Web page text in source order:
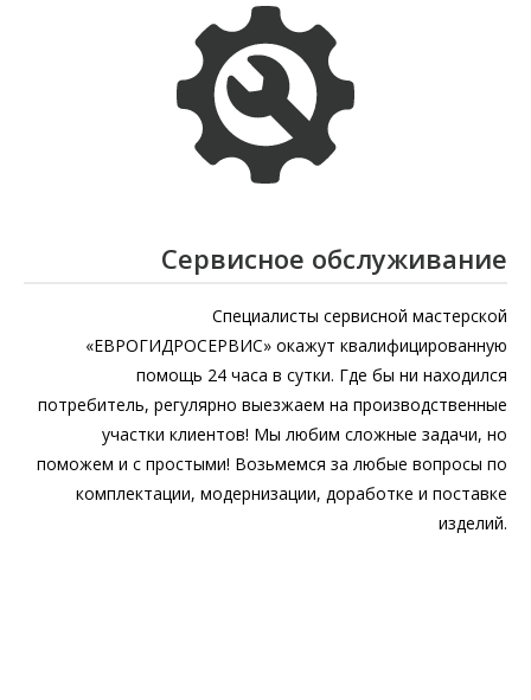
Сервисное обслуживание
Специалисты сервисной мастерской
«ЕВРОГИДРОСЕРВИС» окажут квалифицированную
помощь 24 часа в сутки. Где бы ни находился
потребитель, регулярно выезжаем на производственные
участки клиентов! Мы любим сложные задачи, но
поможем и с простыми! Возьмемся за любые вопросы по
комплектации, модернизации, доработке и поставке
изделий.